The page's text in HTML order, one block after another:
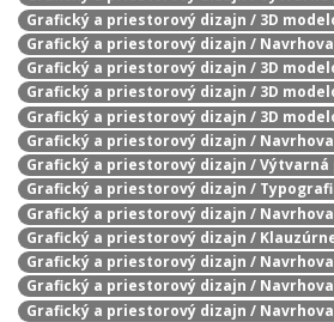
Grafický a priestorový dizajn / 3D
Grafický a priestorový dizajn /
Grafický a priestorový dizajn / 3D
Grafický a priestorový dizajn / 3D
Grafický a priestorový dizajn / 3D
Grafický a priestorový dizajn /
Grafický a priestorový dizajn /
Grafický a priestorový dizajn /
Grafický a priestorový dizajn /
Grafický a priestorový dizajn /
Grafický a priestorový dizajn /
Grafický a priestorový dizajn /
Grafický a priestorový dizajn /